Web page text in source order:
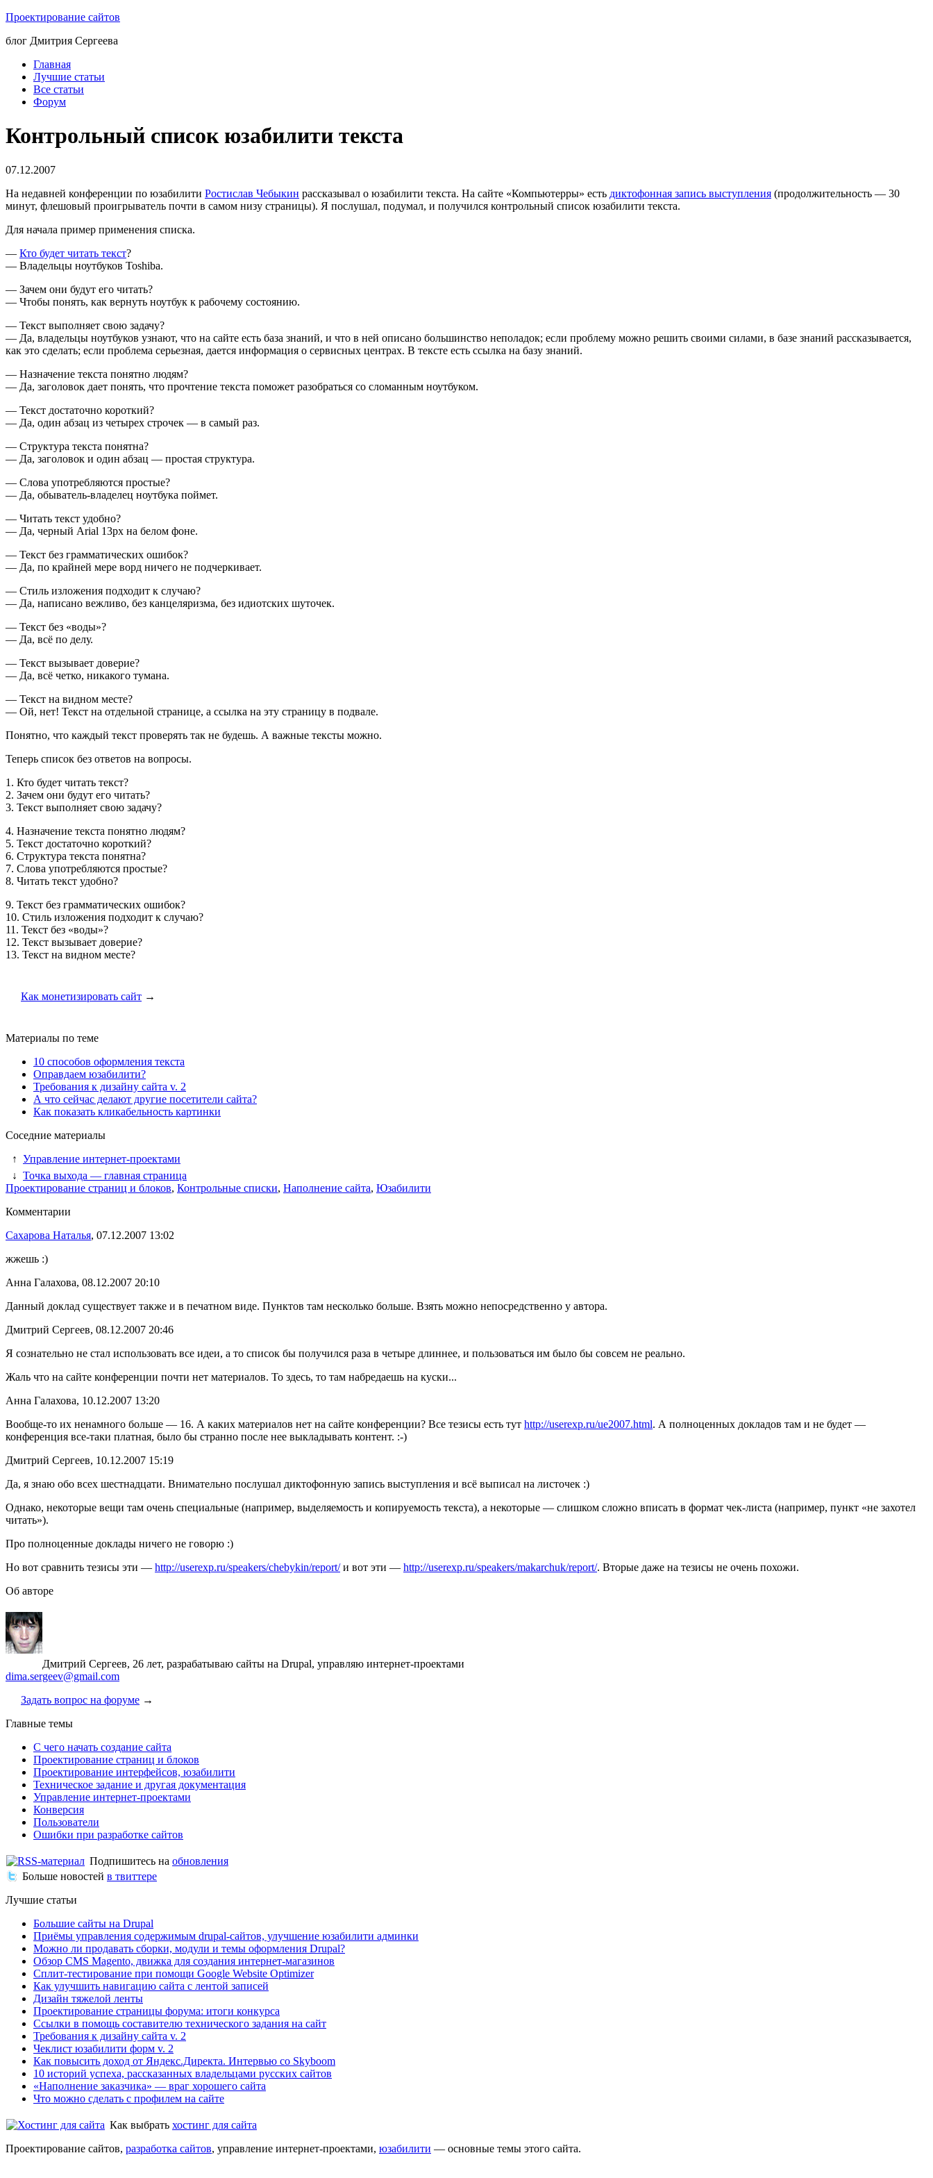
Проектирование сайтов
блог Дмитрия Сергеева
Главная
Лучшие статьи
Все статьи
Форум
Контрольный список юзабилити текста
07.12.2007
На недавней конференции по юзабилити Ростислав Чебыкин рассказывал о юзабилити текста. На сайте «Компьютерры» есть диктофонная запись выступления (продолжительность — 30
минут, флешовый проигрыватель почти в самом низу страницы). Я послушал, подумал, и получился контрольный список юзабилити текста.
Для начала пример применения списка.
— Кто будет читать текст?
— Владельцы ноутбуков Toshiba.
— Зачем они будут его читать?
— Чтобы понять, как вернуть ноутбук к рабочему состоянию.
— Текст выполняет свою задачу?
— Да, владельцы ноутбуков узнают, что на сайте есть база знаний, и что в ней описано большинство неполадок; если проблему можно решить своими силами, в базе знаний рассказывается,
как это сделать; если проблема серьезная, дается информация о сервисных центрах. В тексте есть ссылка на базу знаний.
— Назначение текста понятно людям?
— Да, заголовок дает понять, что прочтение текста поможет разобраться со сломанным ноутбуком.
— Текст достаточно короткий?
— Да, один абзац из четырех строчек — в самый раз.
— Структура текста понятна?
— Да, заголовок и один абзац — простая структура.
— Слова употребляются простые?
— Да, обыватель-владелец ноутбука поймет.
— Читать текст удобно?
— Да, черный Arial 13px на белом фоне.
— Текст без грамматических ошибок?
— Да, по крайней мере ворд ничего не подчеркивает.
— Стиль изложения подходит к случаю?
— Да, написано вежливо, без канцеляризма, без идиотских шуточек.
— Текст без «воды»?
— Да, всё по делу.
— Текст вызывает доверие?
— Да, всё четко, никакого тумана.
— Текст на видном месте?
— Ой, нет! Текст на отдельной странице, а ссылка на эту страницу в подвале.
Понятно, что каждый текст проверять так не будешь. А важные тексты можно.
Теперь список без ответов на вопросы.
1. Кто будет читать текст?
2. Зачем они будут его читать?
3. Текст выполняет свою задачу?
4. Назначение текста понятно людям?
5. Текст достаточно короткий?
6. Структура текста понятна?
7. Слова употребляются простые?
8. Читать текст удобно?
9. Текст без грамматических ошибок?
10. Стиль изложения подходит к случаю?
11. Текст без «воды»?
12. Текст вызывает доверие?
13. Текст на видном месте?
Как монетизировать сайт →
Материалы по теме
10 способов оформления текста
Оправдаем юзабилити?
Требования к дизайну сайта v. 2
А что сейчас делают другие посетители сайта?
Как показать кликабельность картинки
Соседние материалы
↑ Управление интернет-проектами
↓ Точка выхода — главная страница
Проектирование страниц и блоков, Контрольные списки, Наполнение сайта, Юзабилити
Комментарии
Сахарова Наталья, 07.12.2007 13:02
жжешь :)
Анна Галахова, 08.12.2007 20:10
Данный доклад существует также и в печатном виде. Пунктов там несколько больше. Взять можно непосредственно у автора.
Дмитрий Сергеев, 08.12.2007 20:46
Я сознательно не стал использовать все идеи, а то список бы получился раза в четыре длиннее, и пользоваться им было бы совсем не реально.
Жаль что на сайте конференции почти нет материалов. То здесь, то там набредаешь на куски...
Анна Галахова, 10.12.2007 13:20
Вообще-то их ненамного больше — 16. А каких материалов нет на сайте конференции? Все тезисы есть тут http://userexp.ru/ue2007.html. А полноценных докладов там и не будет —
конференция все-таки платная, было бы странно после нее выкладывать контент. :-)
Дмитрий Сергеев, 10.12.2007 15:19
Да, я знаю обо всех шестнадцати. Внимательно послушал диктофонную запись выступления и всё выписал на листочек :)
Однако, некоторые вещи там очень специальные (например, выделяемость и копируемость текста), а некоторые — слишком сложно вписать в формат чек-листа (например, пункт «не захотел
читать»).
Про полноценные доклады ничего не говорю :)
Но вот сравнить тезисы эти — http://userexp.ru/speakers/chebykin/report/и вот эти — http://userexp.ru/speakers/makarchuk/report/. Вторые даже на тезисы не очень похожи.
Об авторе
Дмитрий Сергеев, 26 лет, разрабатываю сайты на Drupal, управляю интернет-проектами
dima.sergeev@gmail.com
Задать вопрос на форуме →
Главные темы
С чего начать создание сайта
Проектирование страниц и блоков
Проектирование интерфейсов, юзабилити
Техническое задание и другая документация
Управление интернет-проектами
Конверсия
Пользователи
Ошибки при разработке сайтов
Подпишитесь на обновления
Больше новостей в твиттере
Лучшие статьи
Большие сайты на Drupal
Приёмы управления содержимым drupal-сайтов, улучшение юзабилити админки
Можно ли продавать сборки, модули и темы оформления Drupal?
Обзор CMS Magento, движка для создания интернет-магазинов
Сплит-тестирование при помощи Google Website Optimizer
Как улучшить навигацию сайта с лентой записей
Дизайн тяжелой ленты
Проектирование страницы форума: итоги конкурса
Ссылки в помощь составителю технического задания на сайт
Требования к дизайну сайта v. 2
Чеклист юзабилити форм v. 2
Как повысить доход от Яндекс.Директа. Интервью со Skyboom
10 историй успеха, рассказанных владельцами русских сайтов
«Наполнение заказчика» — враг хорошего сайта
Что можно сделать с профилем на сайте
Как выбрать хостинг для сайта
Проектирование сайтов, разработка сайтов, управление интернет-проектами, юзабилити — основные темы этого сайта.